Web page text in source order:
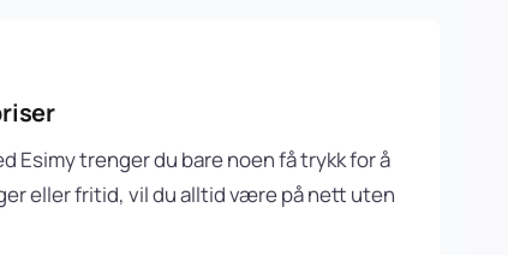
Esimy trenger du bare noen få trykk for å
eller fritid, vil du alltid være på nett uten